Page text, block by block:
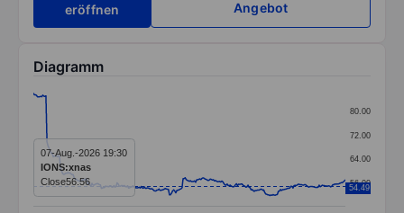
eröffnen
Angebot
Diagramm
Line chart with 299 data points.
The chart has 1 X axis displaying categories.
The chart has 1 Y axis displaying values. Data56.00
64.00
72.00
80.00
54.49
07-Aug.-2026 19:30
IONS:xnas
Close56.56